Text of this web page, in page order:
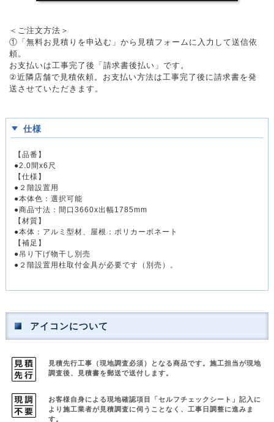
＜ご注文方法＞
①「無料お見積りを申込む」から見積フォームに入力して送信依
頼。
お支払いは工事完了後「請求書後払い」です。
②近隣店舗で見積依頼。お支払い方法は工事完了後に請求書を発
送させていただきます。
仕様
【品番】
●2.0間x6尺
【仕様】
●２階設置用
●本体色：選択可能
●商品寸法：間口3660x出幅1785mm
【材質】
●本体：アルミ型材、屋根：ポリカーボネート
【補足】
●吊り下げ物干し別売
●２階設置用柱取付金具が必要です（別売）。
アイコンについて
見積先行工事（現地調査必須）となる商品です。施工担当が現地
調査後、見積書を郵送で送付します。
お客様自身による現地確認項目「セルフチェックシート」記入に
より施工業者が見積調査に伺うことなく、工事日調整に進みま
す。